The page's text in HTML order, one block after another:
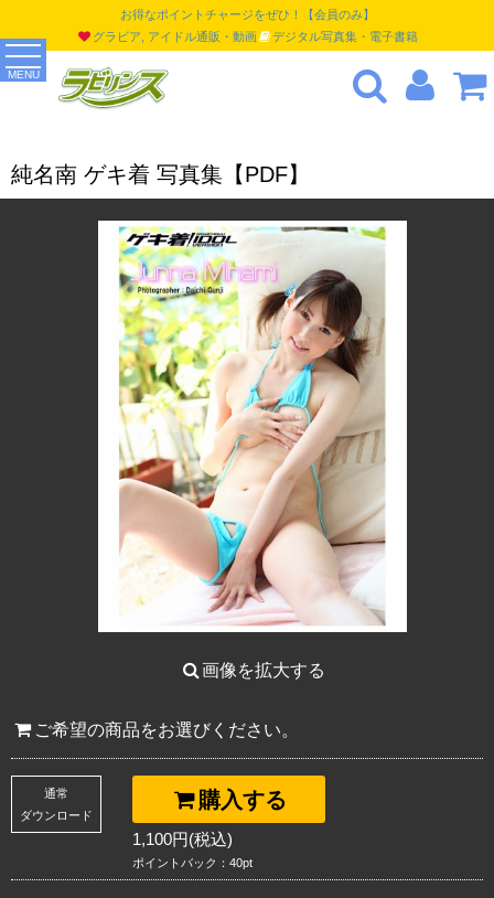
MENU
お得なポイントチャージをぜひ！【会員のみ】
グラビア, アイドル通販・動画
デジタル写真集・電子書籍
純名南 ゲキ着 写真集【PDF】
画像を拡大する
ご希望の商品をお選びください。
購入する
通常
ダウンロード
1,100円(税込)
ポイントバック：40pt